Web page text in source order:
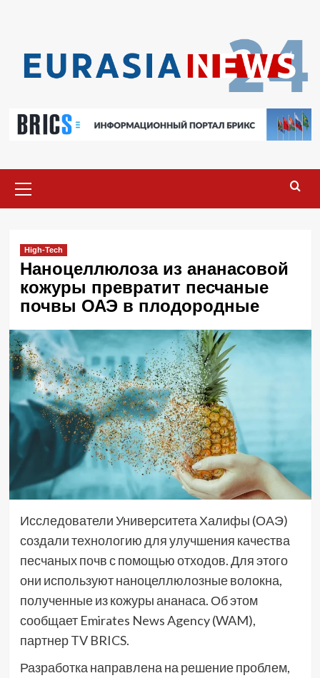
меню
High-Tech
Наноцеллюлоза из ананасовой
кожуры превратит песчаные
почвы ОАЭ в плодородные
Исследователи Университета Халифы (ОАЭ)
создали технологию для улучшения качества
песчаных почв с помощью отходов. Для этого
они используют наноцеллюлозные волокна,
полученные из кожуры ананаса. Об этом
сообщает Emirates News Agency (WAM),
партнер TV BRICS.
Разработка направлена на решение проблем,